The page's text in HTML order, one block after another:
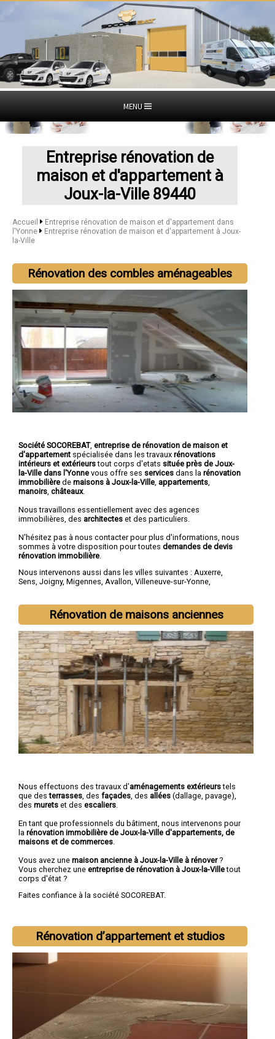
MENU
Entreprise rénovation de
maison et d'appartement à
Joux-la-Ville 89440
Accueil
Entreprise rénovation de maison et d'appartement dans
l'Yonne
Entreprise rénovation de maison et d'appartement à Joux-
la-Ville
Rénovation des combles aménageables
Société SOCOREBAT, entreprise de rénovation de maison et
d'appartement spécialisée dans les travaux rénovations
intérieurs et extérieurstout corps d'etats située près de Joux-
la-Ville dans l'Yonne vous offre ses services dans la rénovation
immobilière de maisons à Joux-la-Ville appartements
manoirs châteaux.
Nous travaillons essentiellement avec des agences
immobilières, des architectes et des particuliers.
N'hésitez pas à nous contacter pour plus d'informations, nous
sommes à votre disposition pour toutes demandes de devis
rénovation immobilière
Nous intervenons aussi dans les villes suivantes : Auxerre,
Sens, Joigny, Migennes, Avallon, Villeneuve-sur-Yonne,
Rénovation de maisons anciennes
Nous effectuons des travaux d'aménagements extérieurstels
que desterrasses , des façades , des allées (dallage, pavage),
des murets et des escaliers
En tant que professionnels du bâtiment, nous intervenons pour
la rénovation immobilière de Joux-la-Ville d'appartements, de
maisons et de commerces
Vous avez une maison ancienne à Joux-la-Ville à rénover?
Vous cherchez une entreprise de rénovation à Joux-la-Villetout
corps d'état ?
Faites confiance à la société SOCOREBAT.
Rénovation d’appartement et studios